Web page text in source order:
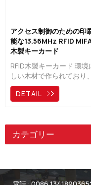
アクセス制御のための印
能な13.56MHz RFID
木製キーカード
RFID木製キーカード 環境
しい木材で作られており
部には高セキュリティチッ
が搭載されており、ホテ
しいだけでなく、環境保
も貢献します。
DETAIL
カテゴリー